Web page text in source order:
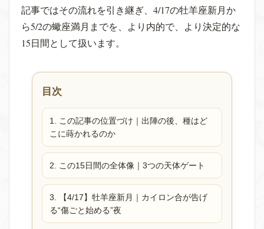
記事ではその流れを引き継ぎ、4/17の牡羊座新月か
ら5/2の蠍座満月までを、より内的で、より決定的な
15日間として扱います。
目次
1. この記事の位置づけ｜出陣の後、種はど
こに蒔かれるのか
2. この15日間の全体像｜3つの天体ゲート
3. 【4/17】牡羊座新月｜カイロン合が告げ
る“傷ごと始める”夜